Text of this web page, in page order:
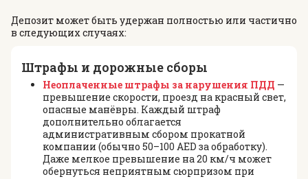
Депозит может быть удержан полностью или частично
в следующих случаях:
Штрафы и дорожные сборы
Неоплаченные штрафы за нарушения ПДД —
превышение скорости, проезд на красный свет,
опасные манёвры. Каждый штраф
дополнительно облагается
административным сбором прокатной
компании (обычно 50–100 AED за обработку).
Даже мелкое превышение на 20 км/ч может
обернуться неприятным сюрпризом при